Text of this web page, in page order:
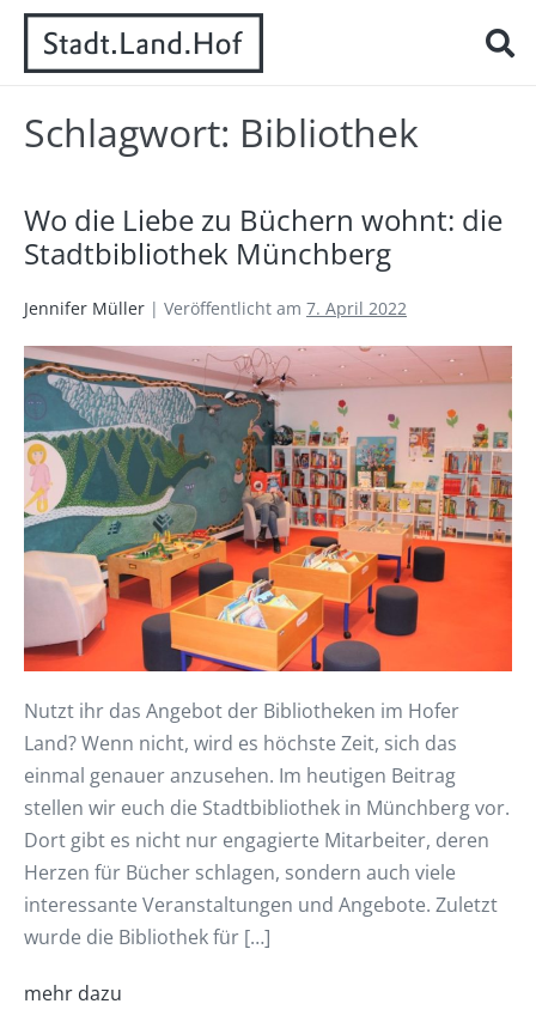
Schlagwort: Bibliothek
Wo die Liebe zu Büchern wohnt: die
Stadtbibliothek Münchberg
Jennifer Müller | Veröffentlicht am 7. April 2022
Nutzt ihr das Angebot der Bibliotheken im Hofer
Land? Wenn nicht, wird es höchste Zeit, sich das
einmal genauer anzusehen. Im heutigen Beitrag
stellen wir euch die Stadtbibliothek in Münchberg vor.
Dort gibt es nicht nur engagierte Mitarbeiter, deren
Herzen für Bücher schlagen, sondern auch viele
interessante Veranstaltungen und Angebote. Zuletzt
wurde die Bibliothek für […]
mehr dazu